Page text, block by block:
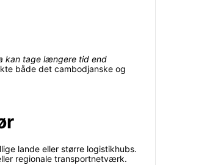
kan tage længere tid end
både det cambodjanske og
lande eller større logistikhubs.
regionale transportnetværk.